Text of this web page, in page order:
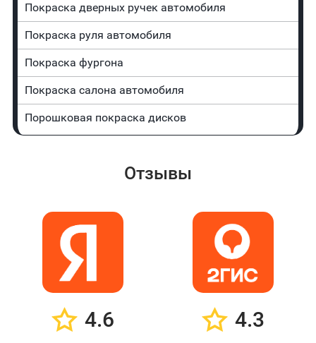
Покраска дверных ручек автомобиля
Покраска руля автомобиля
Покраска фургона
Покраска салона автомобиля
Порошковая покраска дисков
Отзывы
4.6 4.3